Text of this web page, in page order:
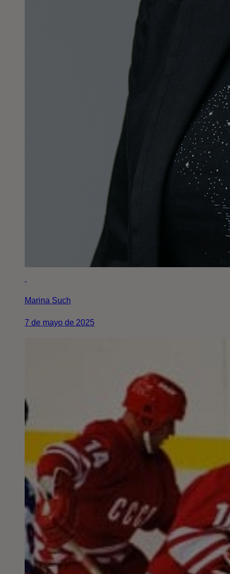
Marina Such
7 de mayo de 2025